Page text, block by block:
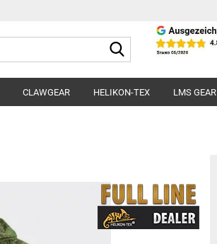
Suche...
CLAWGEAR HELIKON-TEX LMS GEAR